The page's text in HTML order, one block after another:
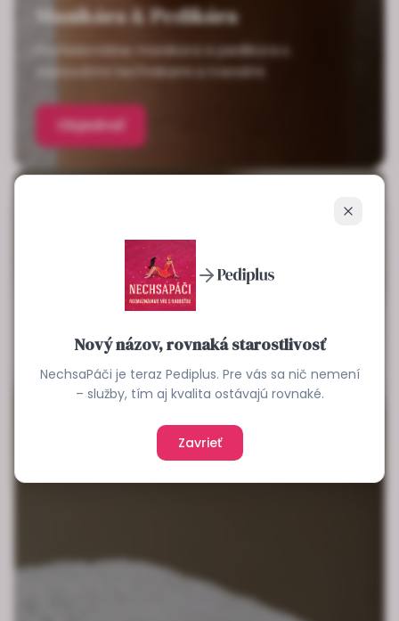
Zavrieť
Nový názov, rovnaká starostlivosť
NechsaPáči je teraz Pediplus. Pre vás sa nič nemení
– služby, tím aj kvalita ostávajú rovnaké.
Zavrieť
Manikúra & Pedikúra
Profesionálne manikúra a pedikúra s
najnovšími technikami a trendmi
Objednať